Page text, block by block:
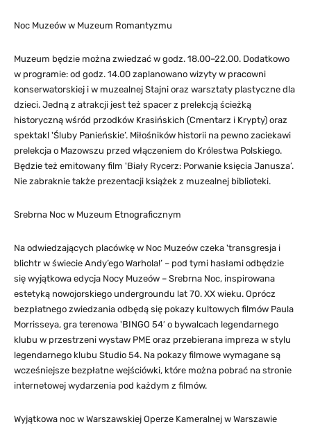
Noc Muzeów w Muzeum Romantyzmu
Muzeum będzie można zwiedzać w godz. 18.00–22.00. Dodatkowo
w programie: od godz. 14.00 zaplanowano wizyty w pracowni
konserwatorskiej i w muzealnej Stajni oraz warsztaty plastyczne dla
dzieci. Jedną z atrakcji jest też spacer z prelekcją ścieżką
historyczną wśród przodków Krasińskich (Cmentarz i Krypty) oraz
spektakl 'Śluby Panieńskie’. Miłośników historii na pewno zaciekawi
prelekcja o Mazowszu przed włączeniem do Królestwa Polskiego.
Będzie też emitowany film 'Biały Rycerz: Porwanie księcia Janusza’.
Nie zabraknie także prezentacji książek z muzealnej biblioteki.
Srebrna Noc w Muzeum Etnograficznym
Na odwiedzających placówkę w Noc Muzeów czeka 'transgresja i
blichtr w świecie Andy’ego Warhola!’ – pod tymi hasłami odbędzie
się wyjątkowa edycja Nocy Muzeów – Srebrna Noc, inspirowana
estetyką nowojorskiego undergroundu lat 70. XX wieku. Oprócz
bezpłatnego zwiedzania odbędą się pokazy kultowych filmów Paula
Morrisseya, gra terenowa 'BINGO 54′ o bywalcach legendarnego
klubu w przestrzeni wystaw PME oraz przebierana impreza w stylu
legendarnego klubu Studio 54. Na pokazy filmowe wymagane są
wcześniejsze bezpłatne wejściówki, które można pobrać na stronie
internetowej wydarzenia pod każdym z filmów.
Wyjątkowa noc w Warszawskiej Operze Kameralnej w Warszawie